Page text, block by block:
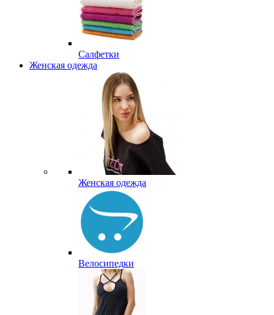
Салфетки
Женская одежда
Женская одежда
Велосипедки